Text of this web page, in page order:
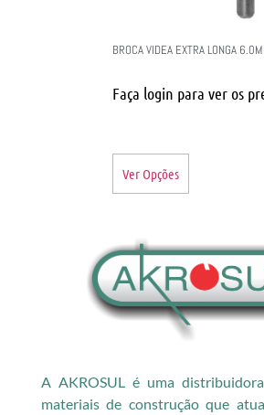
BROCA VIDEA EXTRA LONGA
Faça login para ver os
Ver Opções
A AKROSUL é uma
materiais de construção que